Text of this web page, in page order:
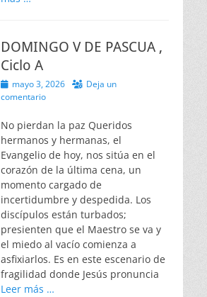
DOMINGO V DE PASCUA ,
Ciclo A
Publicado
el
mayo 3, 2026
Deja un
comentario
No pierdan la paz Queridos
hermanos y hermanas, el
Evangelio de hoy, nos sitúa en el
corazón de la última cena, un
momento cargado de
incertidumbre y despedida. Los
discípulos están turbados;
presienten que el Maestro se va y
el miedo al vacío comienza a
asfixiarlos. Es en este escenario de
fragilidad donde Jesús pronuncia
Leer más …